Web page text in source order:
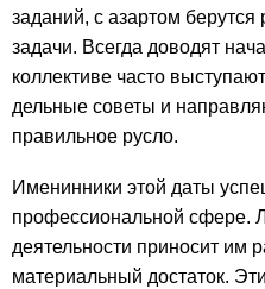
заданий, с азартом
задачи. Всегда доводят
коллективе часто
дельные советы и
правильное русло.
Именинники этой даты
профессиональной сфере.
деятельности приносит им
материальный достаток.